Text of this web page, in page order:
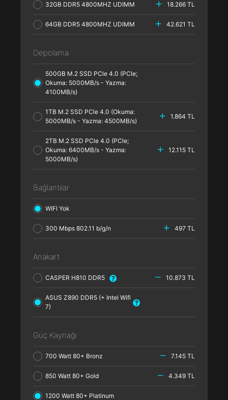
32GB DDR5 4800MHZ UDIMM 18.266 TL
64GB DDR5 4800MHZ UDIMM 42.621 TL
Depolama
500GB M.2 SSD PCle 4.0 (PCle;
Okuma: 5000MB/s - Yazma:
4100MB/s)
1TB M.2 SSD PCle 4.0 (Okuma:
5000MB/s - Yazma: 4500MB/s)
1.864 TL
2TB M.2 SSD PCle 4.0 (PCle;
Okuma: 6400MB/s - Yazma:
5000MB/s)
12.115 TL
Bağlantılar
WIFI Yok
300 Mbps 802.11 b/g/n 497 TL
Anakart
CASPER H810 DDR5 10.873 TL
ASUS Z890 DDR5 (+ Intel Wifi
7)
Güç Kaynağı
700 Watt 80+ Bronz 7.145 TL
850 Watt 80+ Gold 4.349 TL
1200 Watt 80+ Platinum